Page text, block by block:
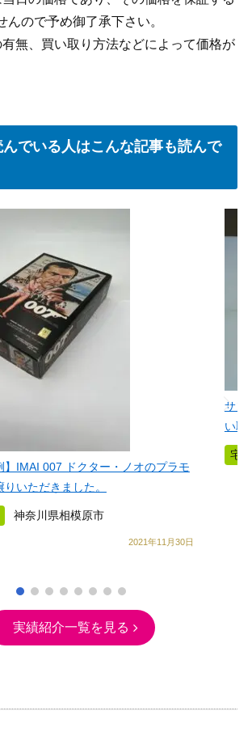
んので予め御了承下さい。
無、買い取り方法などによって価格が
でいる人はこんな記事も読んで
】IMAI 007 ドクター・ノオのプラモ
いただきました。
神奈川県相模原市
2021年11月30日
サン
い取
宅
実績紹介一覧を見る